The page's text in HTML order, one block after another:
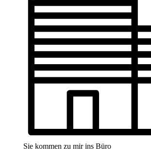
Sie kommen zu mir ins Büro